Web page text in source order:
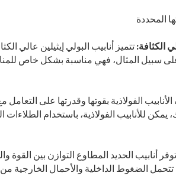
الكثافة:تتميز أنابيب البولي إيثيلين عالي
على سبيل المثال، فهي مناسبة بشكل خاص
الأنابيب الفولاذية بقوتها وقدرتها على
يمكن للأنابيب الفولاذية، باستخدام
توفر أنابيب الحديد المطاوع التوازن بين
الضغوط الداخلية والأحمال الخارجية